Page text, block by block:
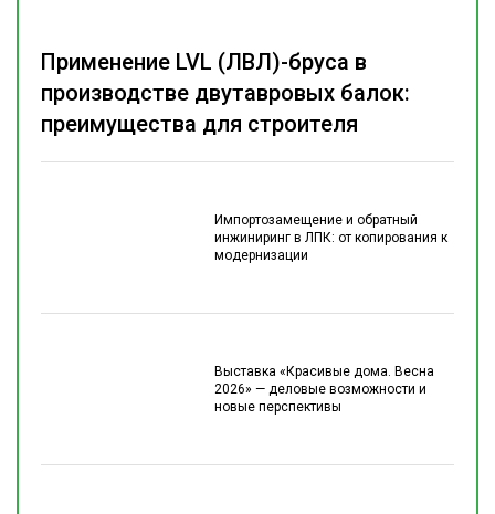
Импортозамещение и обратный
инжиниринг в ЛПК: от копирования к
модернизации
Выставка «Красивые дома. Весна
2026» — деловые возможности и
новые перспективы
Применение LVL (ЛВЛ)-бруса в
производстве двутавровых балок:
преимущества для строителя